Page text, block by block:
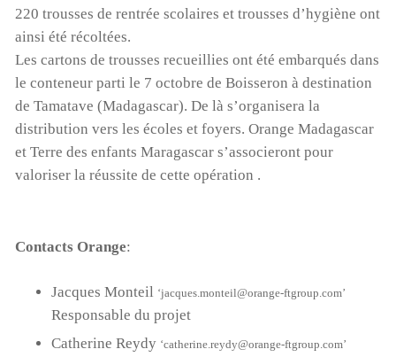
220 trousses de rentrée scolaires et trousses d’hygiène ont
ainsi été récoltées.
Les cartons de trousses recueillies ont été embarqués dans
le conteneur parti le 7 octobre de Boisseron à destination
de Tamatave (Madagascar). De là s’organisera la
distribution vers les écoles et foyers. Orange Madagascar
et Terre des enfants Maragascar s’associeront pour
valoriser la réussite de cette opération .
Contacts Orange:
Jacques Monteil ‘jacques.monteil@orange-ftgroup.com’
Responsable du projet
Catherine Reydy ‘catherine.reydy@orange-ftgroup.com’